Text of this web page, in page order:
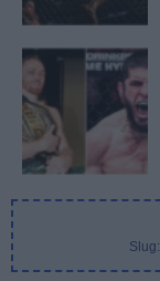
Slug: